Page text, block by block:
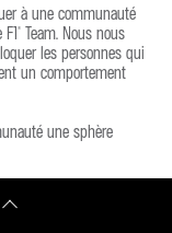
conseillons
en question.
safety-and-
à une communauté
Team. Nous nous
les personnes qui
un comportement
une sphère